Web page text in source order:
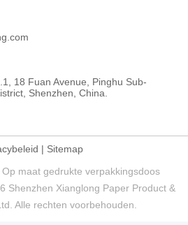
18 Fuan Avenue, Pinghu Sub-
Shenzhen, China.
| Sitemap
maat gedrukte verpakkingsdoos
Shenzhen Xianglong Paper Product &
Alle rechten voorbehouden.